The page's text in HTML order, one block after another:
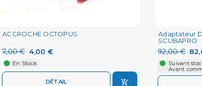
ACCROCHE OCTOPUS
7,00 € 4,00 €
En Stock
DÉTAIL
Adaptateur
SCUBAPRO
92,00 €
Suivant
Avant